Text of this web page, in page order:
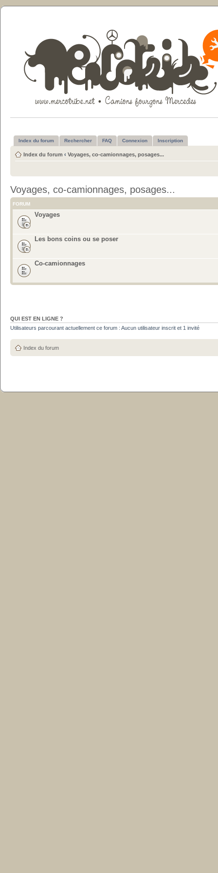
Index du forum Rechercher FAQ Connexion Inscription
Index du forum ‹ Voyages, co-camionnages, posages...
Voyages, co-camionnages, posages...
FORUM
Voyages
Les bons coins ou se poser
Co-camionnages
QUI EST EN LIGNE ?
Utilisateurs parcourant actuellement ce forum : Aucun utilisateur inscrit et 1 invité
Index du forum